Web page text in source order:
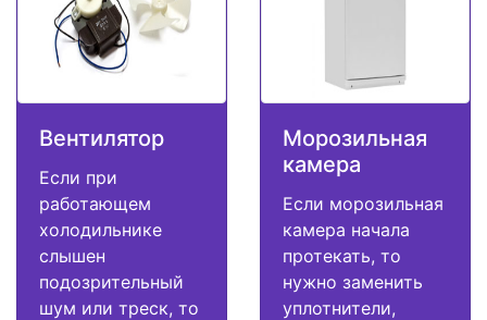
Вентилятор
Если при
работающем
холодильнике
слышен
подозрительный
шум или треск, то
Морозильная
камера
Если морозильная
камера начала
протекать, то
нужно заменить
уплотнители,